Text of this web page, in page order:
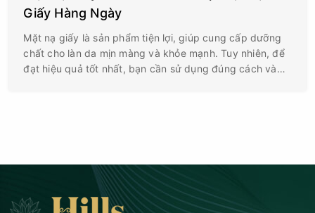
Giấy Hàng Ngày
Mặt nạ giấy là sản phẩm tiện lợi, giúp cung cấp dưỡng
chất cho làn da mịn màng và khỏe mạnh. Tuy nhiên, để
đạt hiệu quả tốt nhất, bạn cần sử dụng đúng cách và